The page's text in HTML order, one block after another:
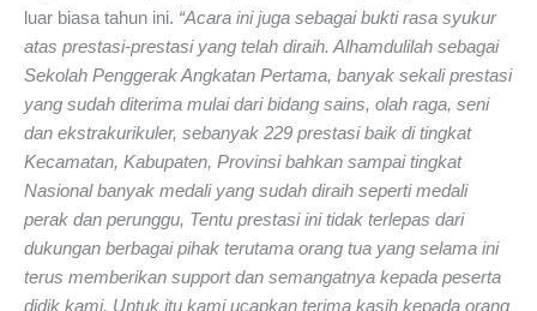
luar biasa tahun ini. “Acara ini juga sebagai bukti rasa syukur
atas prestasi-prestasi yang telah diraih. Alhamdulilah sebagai
Sekolah Penggerak Angkatan Pertama, banyak sekali prestasi
yang sudah diterima mulai dari bidang sains, olah raga, seni
dan ekstrakurikuler, sebanyak 229 prestasi baik di tingkat
Kecamatan, Kabupaten, Provinsi bahkan sampai tingkat
Nasional banyak medali yang sudah diraih seperti medali
perak dan perunggu, Tentu prestasi ini tidak terlepas dari
dukungan berbagai pihak terutama orang tua yang selama ini
terus memberikan support dan semangatnya kepada peserta
didik kami. Untuk itu kami ucapkan terima kasih kepada orang